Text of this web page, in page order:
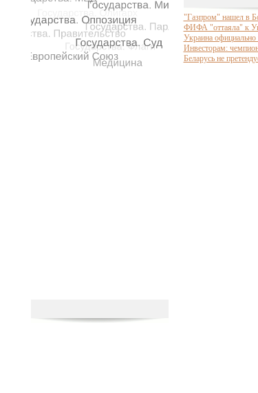
"Газпром" нашел в
ФИФА "оттаяла" к
Украина официально
Инвесторам:
Беларусь не